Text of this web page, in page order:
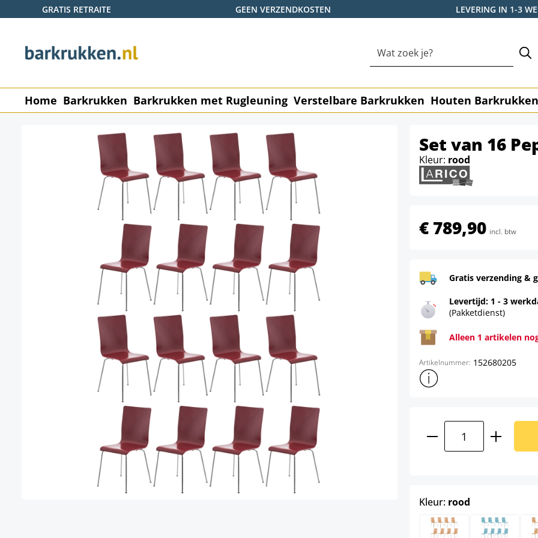
de hoofdinhoud
Ga naar de zoekopdracht
Ga naar de hoofdnavigatie
GRATIS RETRAITE GEEN VERZENDKOSTEN LEVERING IN 1-3
Home Barkrukken Barkrukken met Rugleuning Verstelbare Barkrukken Houten Barkrukken
Set van 16
Kleur: rood
€ 789,90 incl. btw
Gratis verzending &
Levertijd: 1 - 3
(Pakketdienst)
Alleen 1 artikelen
Artikelnummer: 152680205
Toon meer productinformatie
Kleur: rood